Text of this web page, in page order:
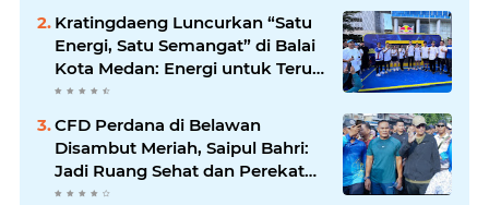
Kratingdaeng Luncurkan “Satu
Energi, Satu Semangat” di Balai
Kota Medan: Energi untuk Terus
Bergerak Maju
CFD Perdana di Belawan
Disambut Meriah, Saipul Bahri:
Jadi Ruang Sehat dan Perekat
Kebersamaan Warga Medan